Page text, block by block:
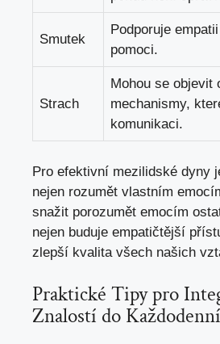
Smutek
Podporuje
pomoci.
Strach
Mohou se objevit
mechanismy,
komunikaci.
Pro efektivní mezilidské dyny
nejen rozumět vlastním
snažit porozumět emocím
nejen buduje empatičtější
zlepší kvalita všech našich
Praktické Tipy pro
Znalostí do